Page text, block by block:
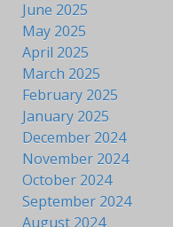
June 2025
May 2025
April 2025
March 2025
February 2025
January 2025
December 2024
November 2024
October 2024
September 2024
August 2024